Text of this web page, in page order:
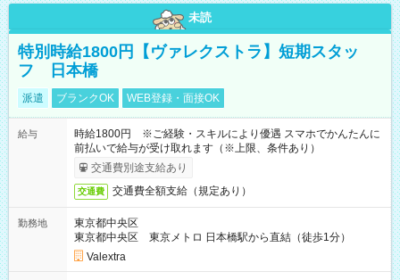
未読
特別時給1800円【ヴァレクストラ】短期スタッ
フ 日本橋
派遣 ブランクOK WEB登録・面接OK
給与
時給1800円 ※ご経験・スキルにより優遇 スマホでかんたんに
前払いで給与が受け取れます（※上限、条件あり）
交通費別途支給あり
交通費 交通費全額支給（規定あり）
勤務地
東京都中央区
東京都中央区 東京メトロ 日本橋駅から直結（徒歩1分）
Valextra